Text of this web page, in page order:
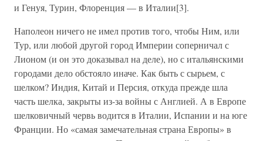
и Генуя, Турин, Флоренция — в Италии[3].
Наполеон ничего не имел против того, чтобы Ним, или
Тур, или любой другой город Империи соперничал с
Лионом (и он это доказывал на деле), но с итальянскими
городами дело обстояло иначе. Как быть с сырьем, с
шелком? Индия, Китай и Персия, откуда прежде шла
часть шелка, закрыты из-за войны с Англией. А в Европе
шелковичный червь водится в Италии, Испании и на юге
Франции. Но «самая замечательная страна Европы» в